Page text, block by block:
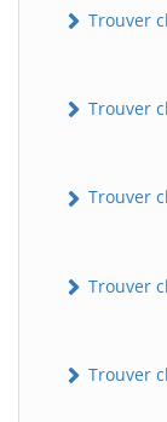
Trouver
Trouver
Trouver
Trouver
Trouver